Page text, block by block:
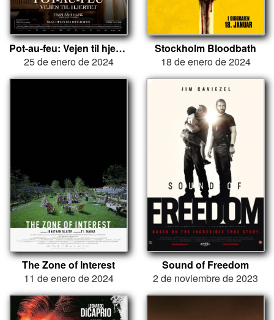
Pot-au-feu: Vejen til hjertet
25 de enero de 2024
Stockholm Bloodbath
18 de enero de 2024
The Zone of Interest
11 de enero de 2024
Sound of Freedom
2 de noviembre de 2023